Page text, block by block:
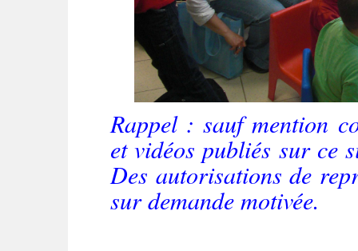
Rappel : sauf mention
et vidéos publiés sur ce
Des autorisations de
sur demande motivée.